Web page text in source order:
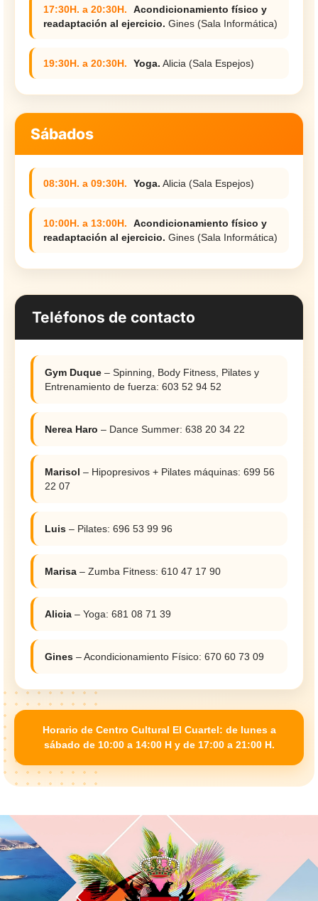
17:30H. a 20:30H.
Acondicionamiento físico y
readaptación al ejercicio. Gines (Sala Informática)
19:30H. a 20:30H. Yoga. Alicia (Sala Espejos)
Sábados
08:30H. a 09:30H. Yoga. Alicia (Sala Espejos)
10:00H. a 13:00H.
Acondicionamiento físico y
readaptación al ejercicio. Gines (Sala Informática)
Teléfonos de contacto
Gym Duque – Spinning, Body Fitness, Pilates y
Entrenamiento de fuerza: 603 52 94 52
Nerea Haro – Dance Summer: 638 20 34 22
Marisol – Hipopresivos + Pilates máquinas: 699 56
22 07
Luis – Pilates: 696 53 99 96
Marisa – Zumba Fitness: 610 47 17 90
Alicia – Yoga: 681 08 71 39
Gines – Acondicionamiento Físico: 670 60 73 09
Horario de Centro Cultural El Cuartel: de lunes a
sábado de 10:00 a 14:00 H y de 17:00 a 21:00 H.